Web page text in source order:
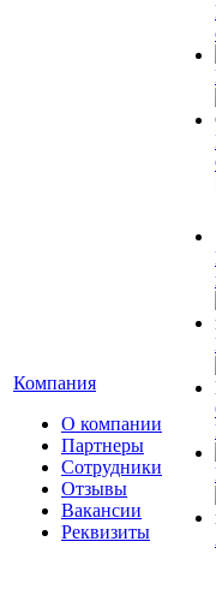
Компания
О компании
Партнеры
Сотрудники
Отзывы
Вакансии
Реквизиты